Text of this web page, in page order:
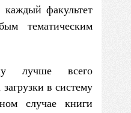
каждый факультет
тематическим
лучше всего
в систему
случае книги